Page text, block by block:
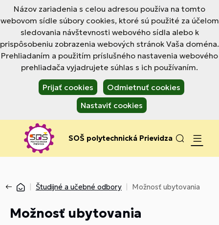
Názov zariadenia s celou adresou používa na tomto
webovom sídle súbory cookies, ktoré sú použité za účelom
sledovania návštevnosti webového sídla alebo k
prispôsobeniu zobrazenia webových stránok Vaša doména.
Prehliadaním a použitím príslušného nastavenia webového
prehliadača vyjadrujete súhlas s ich používaním.
Prijať cookies
Odmietnuť cookies
Nastaviť cookies
SOŠ polytechnická Prievidza
Študijné a učebné odbory Možnosť ubytovania
Možnosť ubytovania